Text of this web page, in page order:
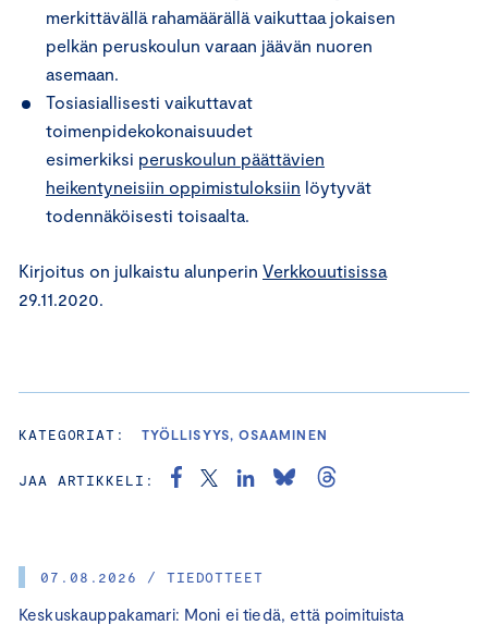
07.08.2026 / TIEDOTTEET
Keskuskauppakamari: Moni ei tiedä, että poimituista
merkittävällä rahamäärällä vaikuttaa jokaisen
pelkän peruskoulun varaan jäävän nuoren
asemaan.
Tosiasiallisesti vaikuttavat
toimenpidekokonaisuudet
esimerkiksi peruskoulun päättävien
heikentyneisiin oppimistuloksiin löytyvät
todennäköisesti toisaalta.
Kirjoitus on julkaistu alunperin Verkkouutisissa
29.11.2020.
KATEGORIAT: TYÖLLISYYS, OSAAMINEN
JAA ARTIKKELI: